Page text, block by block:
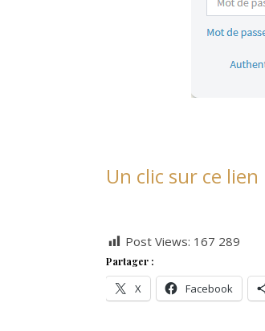
Un clic sur ce
Post Views: 167 289
Partager :
X Facebook